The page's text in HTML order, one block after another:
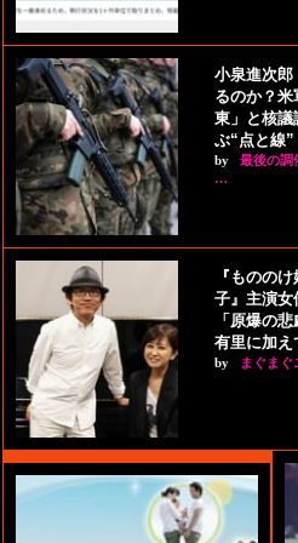
小泉進次郎
るのか？
東」と核議
ぶ“点と線”
by
最後の調
…
『ものの
子』主演女
「原爆の
有里に加え
by まぐまぐ